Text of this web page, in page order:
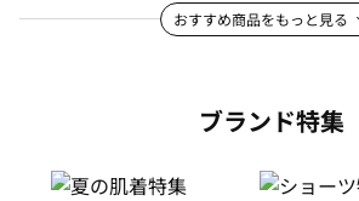
おすすめ商品をもっと見る
ブランド特集